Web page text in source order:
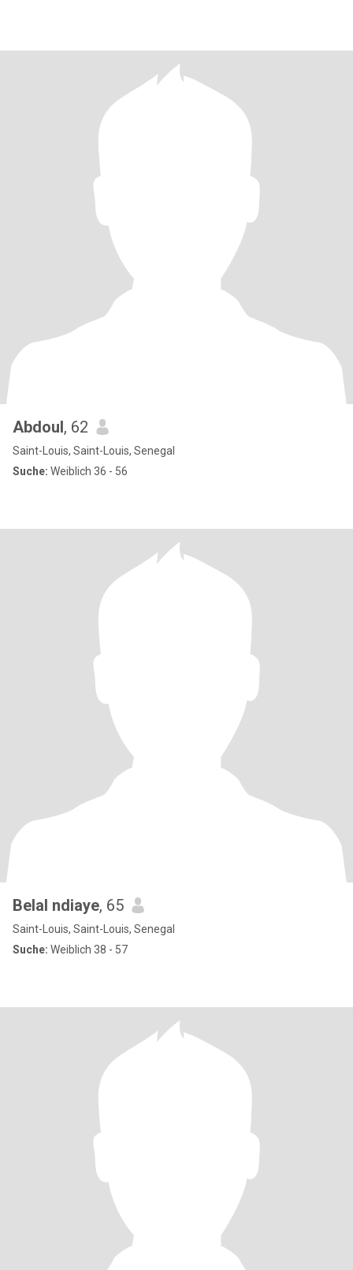
Abdoul, 62
Saint-Louis, Saint-Louis, Senegal
Suche: Weiblich 36 - 56
Belal ndiaye, 65
Saint-Louis, Saint-Louis, Senegal
Suche: Weiblich 38 - 57